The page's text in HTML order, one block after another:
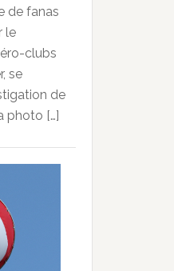
de fanas
le
clubs
se
de
photo […]